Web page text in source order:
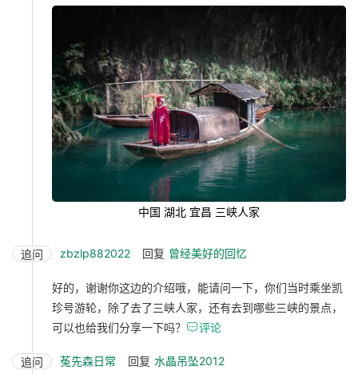
中国 湖北 宜昌 三峡人家
追问 zbzlp882022 回复 曾经美好的回忆
好的，谢谢你这边的介绍哦，能请问一下，你们当时乘坐凯
珍号游轮，除了去了三峡人家，还有去到哪些三峡的景点，
可以也给我们分享一下吗？ 评论
追问 菟先森日常 回复 水晶吊坠2012